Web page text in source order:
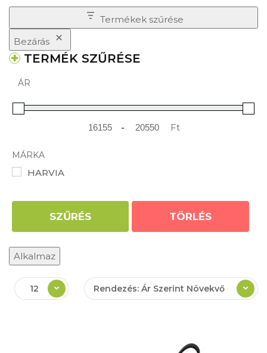
Termékek szűrése
Bezárás
TERMÉK SZŰRÉSE
ÁR
- Ft
MÁRKA
HARVIA
SZŰRÉS TÖRLÉS
Alkalmaz
Rendezés: Ár Szerint Növekvő
12